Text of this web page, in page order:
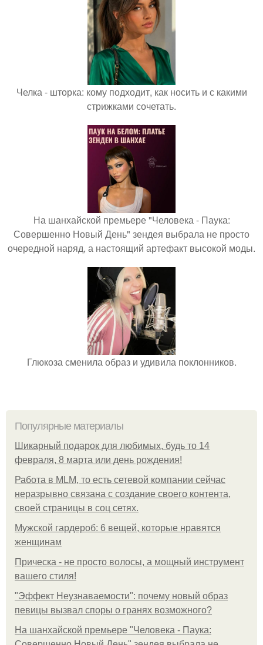
Челка - шторка: кому подходит, как носить и с какими
стрижками сочетать.
На шанхайской премьере "Человека - Паука:
Совершенно Новый День" зендея выбрала не просто
очередной наряд, а настоящий артефакт высокой моды.
Глюкоза сменила образ и удивила поклонников.
Популярные материалы
Шикарный подарок для любимых, будь то 14
февраля, 8 марта или день рождения!
Работа в MLM, то есть сетевой компании сейчас
неразрывно связана с создание своего контента,
своей страницы в соц сетях.
Мужской гардероб: 6 вещей, которые нравятся
женщинам
Прическа - не просто волосы, а мощный инструмент
вашего стиля!
"Эффект Неузнаваемости": почему новый образ
певицы вызвал споры о гранях возможного?
На шанхайской премьере "Человека - Паука: